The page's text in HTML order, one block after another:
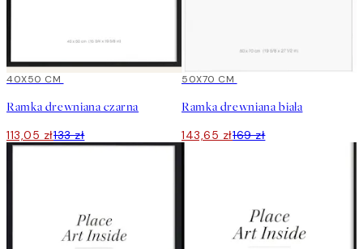
15%*
40X50 CM
Ramka drewniana czarna
113,05 zł133 zł
15%*
50X70 CM
Ramka drewniana biała
143,65 zł169 zł